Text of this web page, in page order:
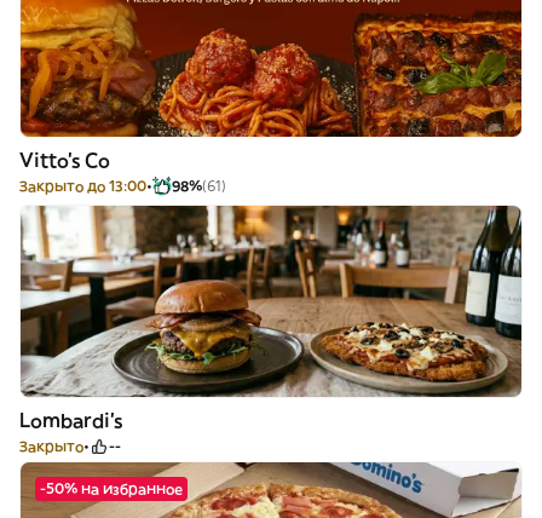
Vitto's Co
Закрыто до 13:00 98%(61)
Lombardi's
Закрыто --
-50% на избранное